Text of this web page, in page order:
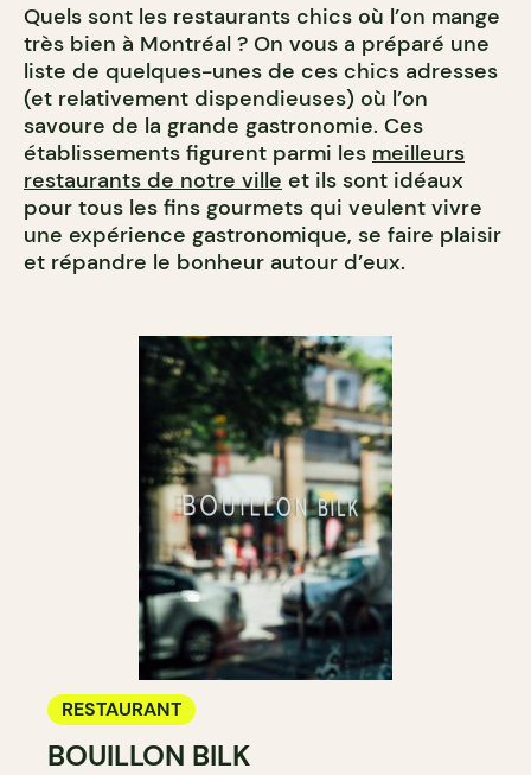
Quels sont les restaurants chics où l’on mange
très bien à Montréal ? On vous a préparé une
liste de quelques-unes de ces chics adresses
(et relativement dispendieuses) où l’on
savoure de la grande gastronomie. Ces
établissements figurent parmi les meilleurs
restaurants de notre ville et ils sont idéaux
pour tous les fins gourmets qui veulent vivre
une expérience gastronomique, se faire plaisir
et répandre le bonheur autour d’eux.
RESTAURANT
BOUILLON BILK